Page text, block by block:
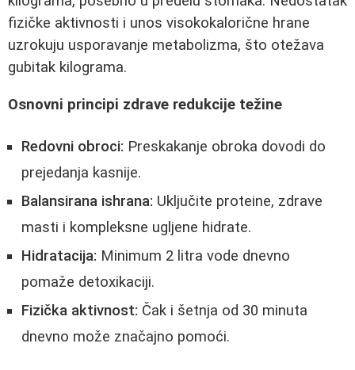
fizičke aktivnosti i unos visokokalorične hrane
uzrokuju usporavanje metabolizma, što otežava
gubitak kilograma.
Osnovni principi zdrave redukcije težine
Redovni obroci: Preskakanje obroka dovodi do
prejedanja kasnije.
Balansirana ishrana: Uključite proteine, zdrave
masti i kompleksne ugljene hidrate.
Hidratacija: Minimum 2 litra vode dnevno
pomaže detoxikaciji.
Fizička aktivnost: Čak i šetnja od 30 minuta
dnevno može značajno pomoći.